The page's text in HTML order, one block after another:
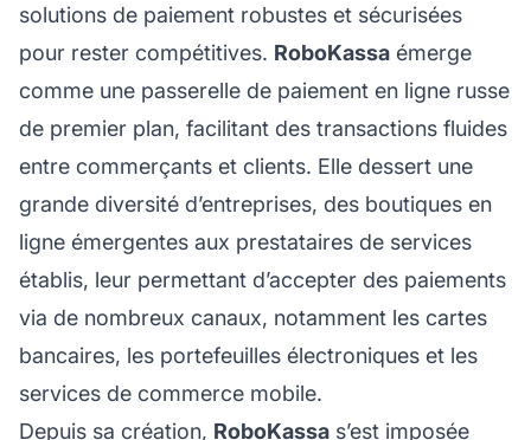
solutions de paiement robustes et sécurisées
pour rester compétitives. RoboKassa émerge
comme une passerelle de paiement en ligne russe
de premier plan, facilitant des transactions fluides
entre commerçants et clients. Elle dessert une
grande diversité d’entreprises, des boutiques en
ligne émergentes aux prestataires de services
établis, leur permettant d’accepter des paiements
via de nombreux canaux, notamment les cartes
bancaires, les portefeuilles électroniques et les
services de commerce mobile.
Depuis sa création, RoboKassa s’est imposée